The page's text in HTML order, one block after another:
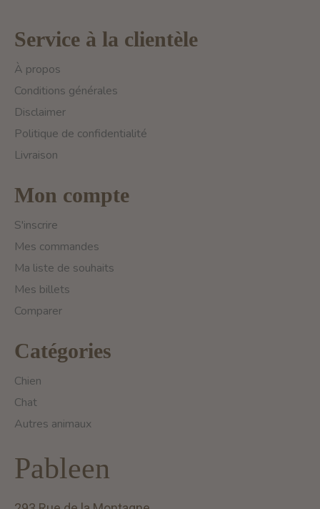
Service à la clientèle
À propos
Conditions générales
Disclaimer
Politique de confidentialité
Livraison
Mon compte
S'inscrire
Mes commandes
Ma liste de souhaits
Mes billets
Comparer
Catégories
Chien
Chat
Autres animaux
Pableen